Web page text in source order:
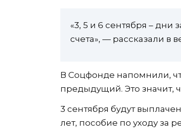
«3, 5 и 6 сентября – дни
счета», — рассказали в
В Соцфонде напомнили,
предыдущий. Это значит,
3 сентября будут
лет, пособие по уходу за